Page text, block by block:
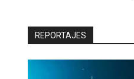
REPORTAJES